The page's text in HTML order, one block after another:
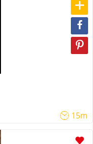
15m